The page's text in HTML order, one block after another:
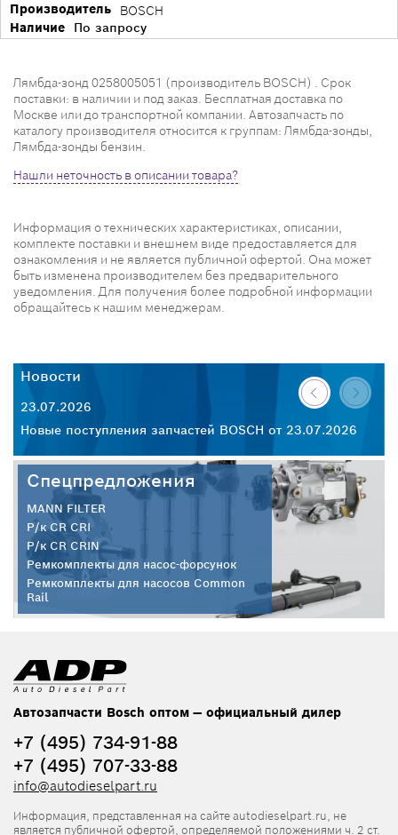
Производитель BOSCH
Наличие По запросу
Лямбда-зонд 0258005051 (производитель BOSCH) . Срок
поставки: в наличии и под заказ. Бесплатная доставка по
Москве или до транспортной компании. Автозапчасть по
каталогу производителя относится к группам: Лямбда-зонды,
Лямбда-зонды бензин.
Нашли неточность в описании товара?
Информация о технических характеристиках, описании,
комплекте поставки и внешнем виде предоставляется для
ознакомления и не является публичной офертой. Она может
быть изменена производителем без предварительного
уведомления. Для получения более подробной информации
обращайтесь к нашим менеджерам.
Новости
23.07.2026
Новые поступления запчастей BOSCH от 23.07.2026
Спецпредложения
MANN FILTER
Р/к CR CRI
Р/к CR CRIN
Ремкомплекты для насос-форсунок
Ремкомплекты для насосов Common
Rail
Автозапчасти Bosch оптом — официальный дилер
+7 (495) 734-91-88
+7 (495) 707-33-88
info@autodieselpart.ru
Информация, представленная на сайте autodieselpart.ru, не
является публичной офертой, определяемой положениями ч. 2 ст.